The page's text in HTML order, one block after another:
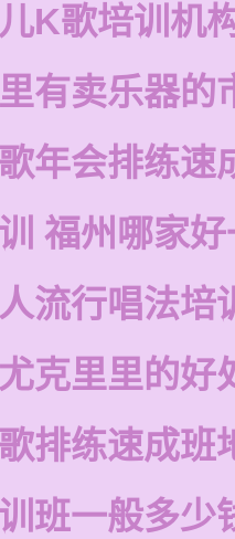
K歌培训机
有卖乐器的
年会排练速
福州哪家
流行唱法培
克里里的好
排练速成班
班一般多少